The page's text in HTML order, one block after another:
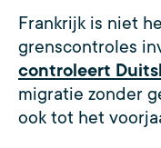
Frankrijk is niet
grenscontroles
controleert
migratie zonder
ook tot het